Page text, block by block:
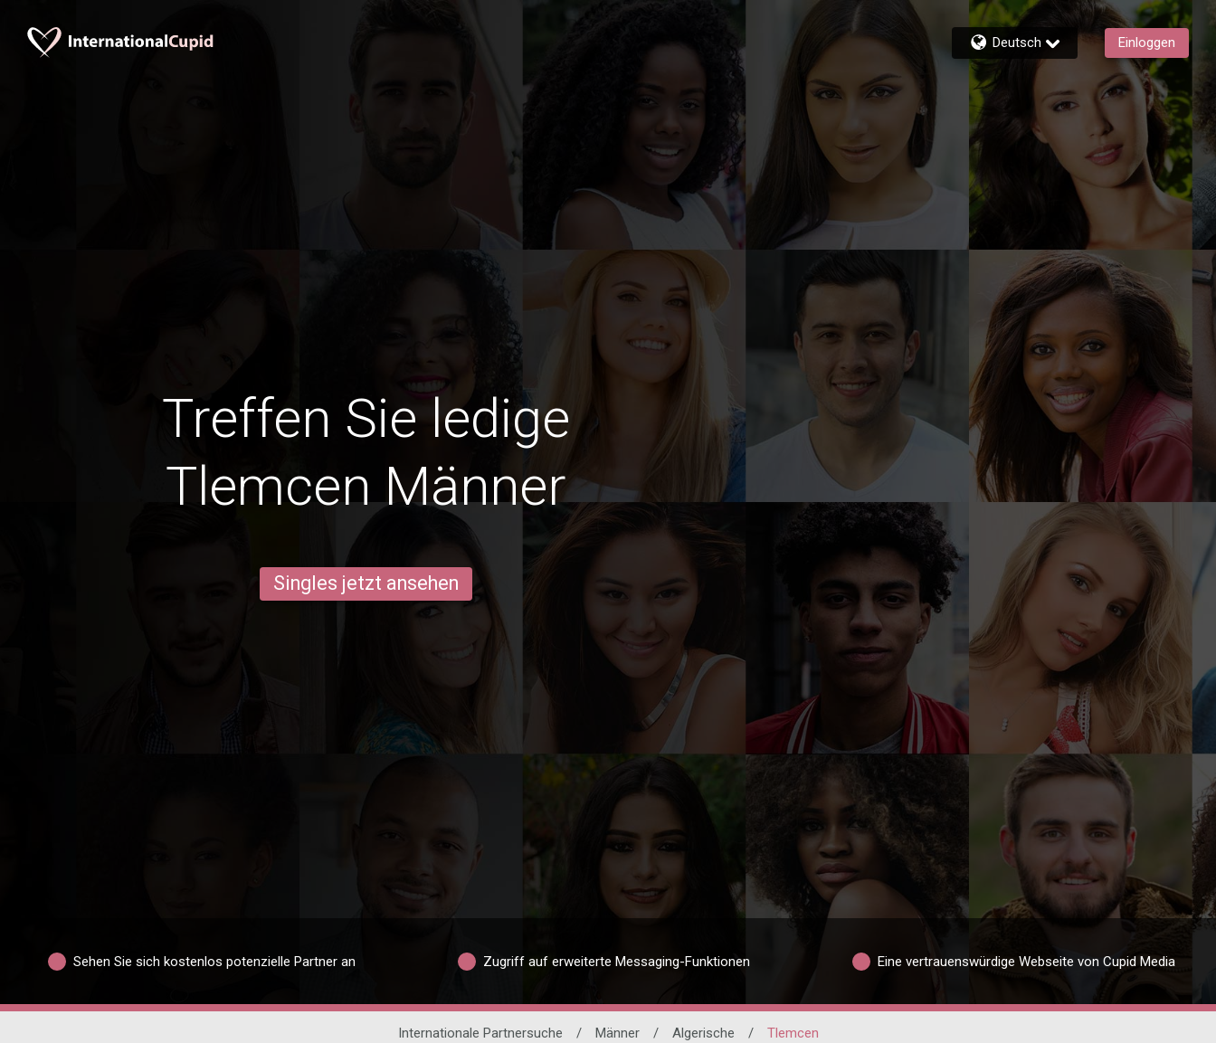
Deutsch Einloggen
Treffen Sie ledige
Tlemcen Männer
Singles jetzt ansehen
Sehen Sie sich kostenlos potenzielle Partner an Zugriff auf erweiterte Messaging-Funktionen Eine vertrauenswürdige Webseite von Cupid Media
Internationale Partnersuche / Männer / Algerische / Tlemcen